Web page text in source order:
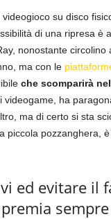
su disco
di una ripresa è
nonostante circolino
ma con le
che scomparirà
videogame, ha
ma di certo si sta
piccola pozzanghera,
ed evitare il
sempre